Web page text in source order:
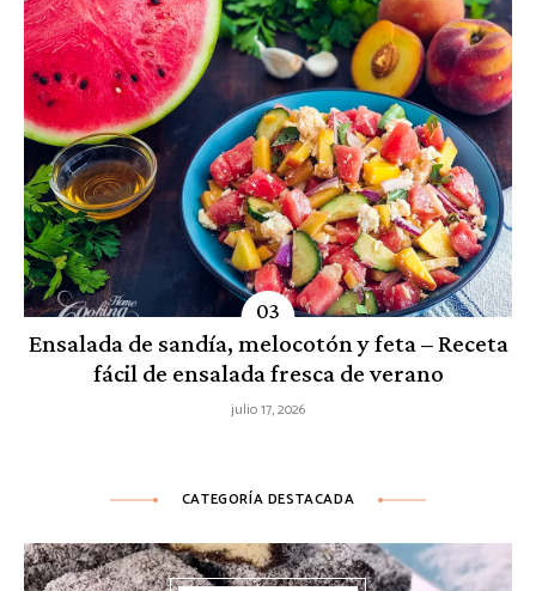
Ensalada de sandía, melocotón y feta – Receta
fácil de ensalada fresca de verano
julio 17, 2026
CATEGORÍA DESTACADA